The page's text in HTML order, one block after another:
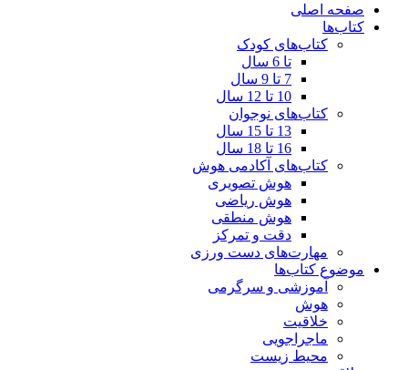
صفحه اصلی
کتاب‌ها
کتاب‌های کودک
تا 6 سال
7 تا 9 سال
10 تا 12 سال
کتاب‌های نوجوان
13 تا 15 سال
16 تا 18 سال
کتاب‌های آکادمی هوش
هوش تصویری
هوش ریاضی
هوش منطقی
دقت و تمرکز
مهارت‌های دست ورزی
موضوع کتاب‌ها
آموزشی و سرگرمی
هوش
خلاقیت
ماجراجویی
محیط زیست